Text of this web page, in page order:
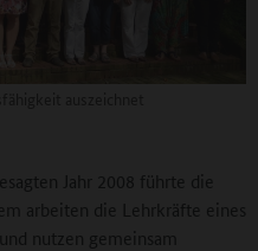
Jahr 2008 führte die
arbeiten die Lehrkräfte eines
nutzen gemeinsam